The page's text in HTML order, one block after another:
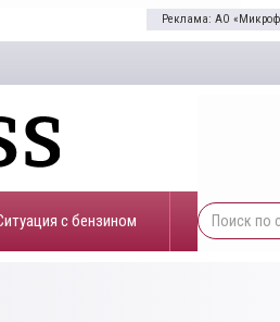
Реклама: АО
с бензином